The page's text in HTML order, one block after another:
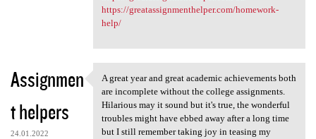
https://greatassignmenthelper.com/homework-
help/
Assignmen
t helpers
24.01.2022
A great year and great
A great year and great academic achievements both
are incomplete without the college assignments.
Hilarious may it sound but it's true, the wonderful
troubles might have ebbed away after a long time
but I still remember taking joy in teasing my